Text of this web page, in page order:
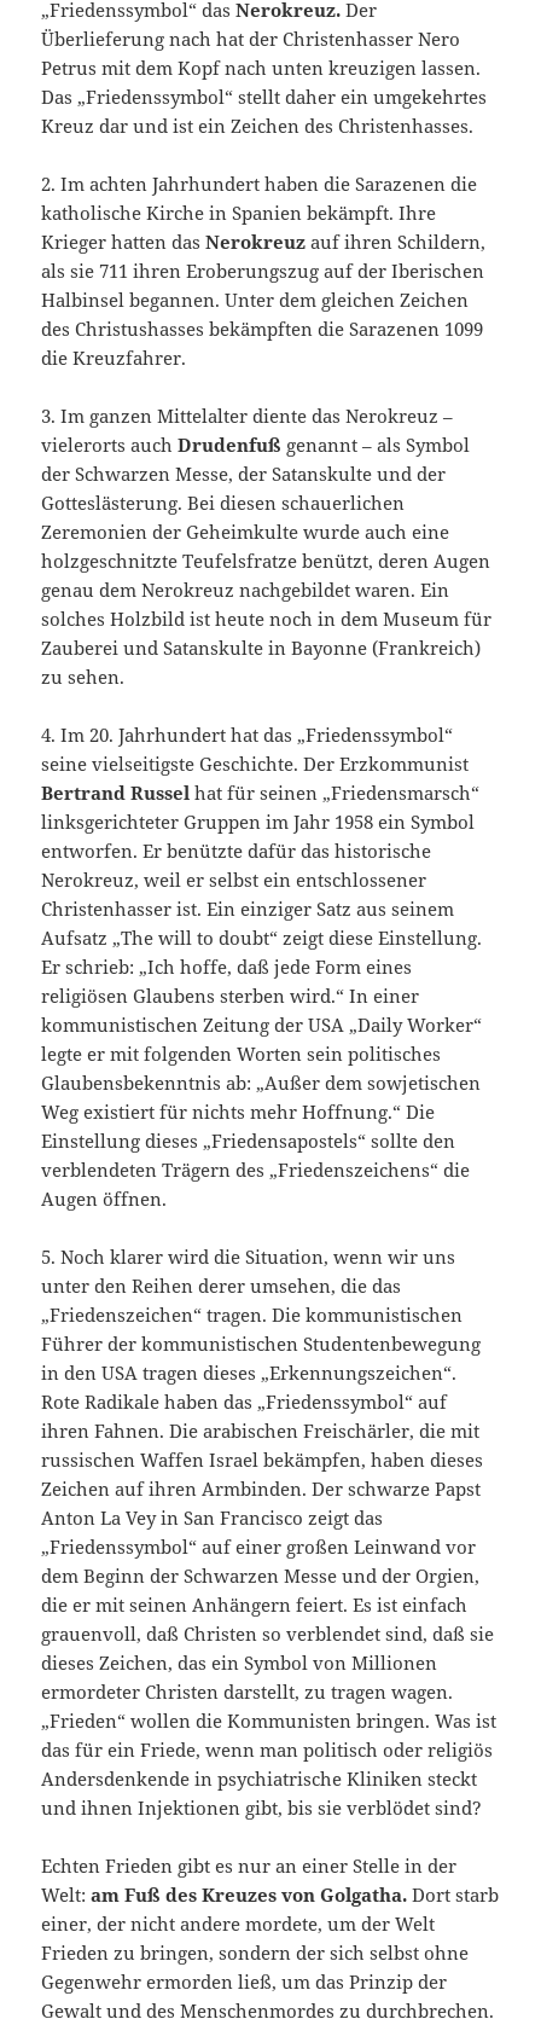
„Friedenssymbol“ dasNerokreuz. Der
Überlieferung nach hat der Christenhasser Nero
Petrus mit dem Kopf nach unten kreuzigen lassen.
Das „Friedenssymbol“ stellt daher ein umgekehrtes
Kreuz dar und ist ein Zeichen des Christenhasses.
2. Im achten Jahrhundert haben die Sarazenen die
katholische Kirche in Spanien bekämpft. Ihre
Krieger hatten dasNerokreuz auf ihren Schildern,
als sie 711 ihren Eroberungszug auf der Iberischen
Halbinsel begannen. Unter dem gleichen Zeichen
des Christushasses bekämpften die Sarazenen 1099
die Kreuzfahrer.
3. Im ganzen Mittelalter diente das Nerokreuz –
vielerorts auchDrudenfuß genannt – als Symbol
der Schwarzen Messe, der Satanskulte und der
Gotteslästerung. Bei diesen schauerlichen
Zeremonien der Geheimkulte wurde auch eine
holzgeschnitzte Teufelsfratze benützt, deren Augen
genau dem Nerokreuz nachgebildet waren. Ein
solches Holzbild ist heute noch in dem Museum für
Zauberei und Satanskulte in Bayonne (Frankreich)
zu sehen.
4. Im 20. Jahrhundert hat das „Friedenssymbol“
seine vielseitigste Geschichte. Der Erzkommunist
Bertrand Russel hat für seinen „Friedensmarsch“
linksgerichteter Gruppen im Jahr 1958 ein Symbol
entworfen. Er benützte dafür das historische
Nerokreuz, weil er selbst ein entschlossener
Christenhasser ist. Ein einziger Satz aus seinem
Aufsatz „The will to doubt“ zeigt diese Einstellung.
Er schrieb: „Ich hoffe, daß jede Form eines
religiösen Glaubens sterben wird.“ In einer
kommunistischen Zeitung der USA „Daily Worker“
legte er mit folgenden Worten sein politisches
Glaubensbekenntnis ab: „Außer dem sowjetischen
Weg existiert für nichts mehr Hoffnung.“ Die
Einstellung dieses „Friedensapostels“ sollte den
verblendeten Trägern des „Friedenszeichens“ die
Augen öffnen.
5. Noch klarer wird die Situation, wenn wir uns
unter den Reihen derer umsehen, die das
„Friedenszeichen“ tragen. Die kommunistischen
Führer der kommunistischen Studentenbewegung
in den USA tragen dieses „Erkennungszeichen“.
Rote Radikale haben das „Friedenssymbol“ auf
ihren Fahnen. Die arabischen Freischärler, die mit
russischen Waffen Israel bekämpfen, haben dieses
Zeichen auf ihren Armbinden. Der schwarze Papst
Anton La Vey in San Francisco zeigt das
„Friedenssymbol“ auf einer großen Leinwand vor
dem Beginn der Schwarzen Messe und der Orgien,
die er mit seinen Anhängern feiert. Es ist einfach
grauenvoll, daß Christen so verblendet sind, daß sie
dieses Zeichen, das ein Symbol von Millionen
ermordeter Christen darstellt, zu tragen wagen.
„Frieden“ wollen die Kommunisten bringen. Was ist
das für ein Friede, wenn man politisch oder religiös
Andersdenkende in psychiatrische Kliniken steckt
und ihnen Injektionen gibt, bis sie verblödet sind?
Echten Frieden gibt es nur an einer Stelle in der
Welt:am Fuß des Kreuzes von Golgatha. Dort starb
einer, der nicht andere mordete, um der Welt
Frieden zu bringen, sondern der sich selbst ohne
Gegenwehr ermorden ließ, um das Prinzip der
Gewalt und des Menschenmordes zu durchbrechen.